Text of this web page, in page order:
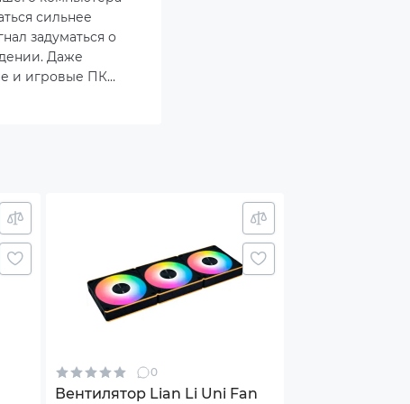
изготовителем без уведомления.
сильнее
задуматься о
Даже
и игровые ПК
0
Вентилятор Lian Li Uni Fan